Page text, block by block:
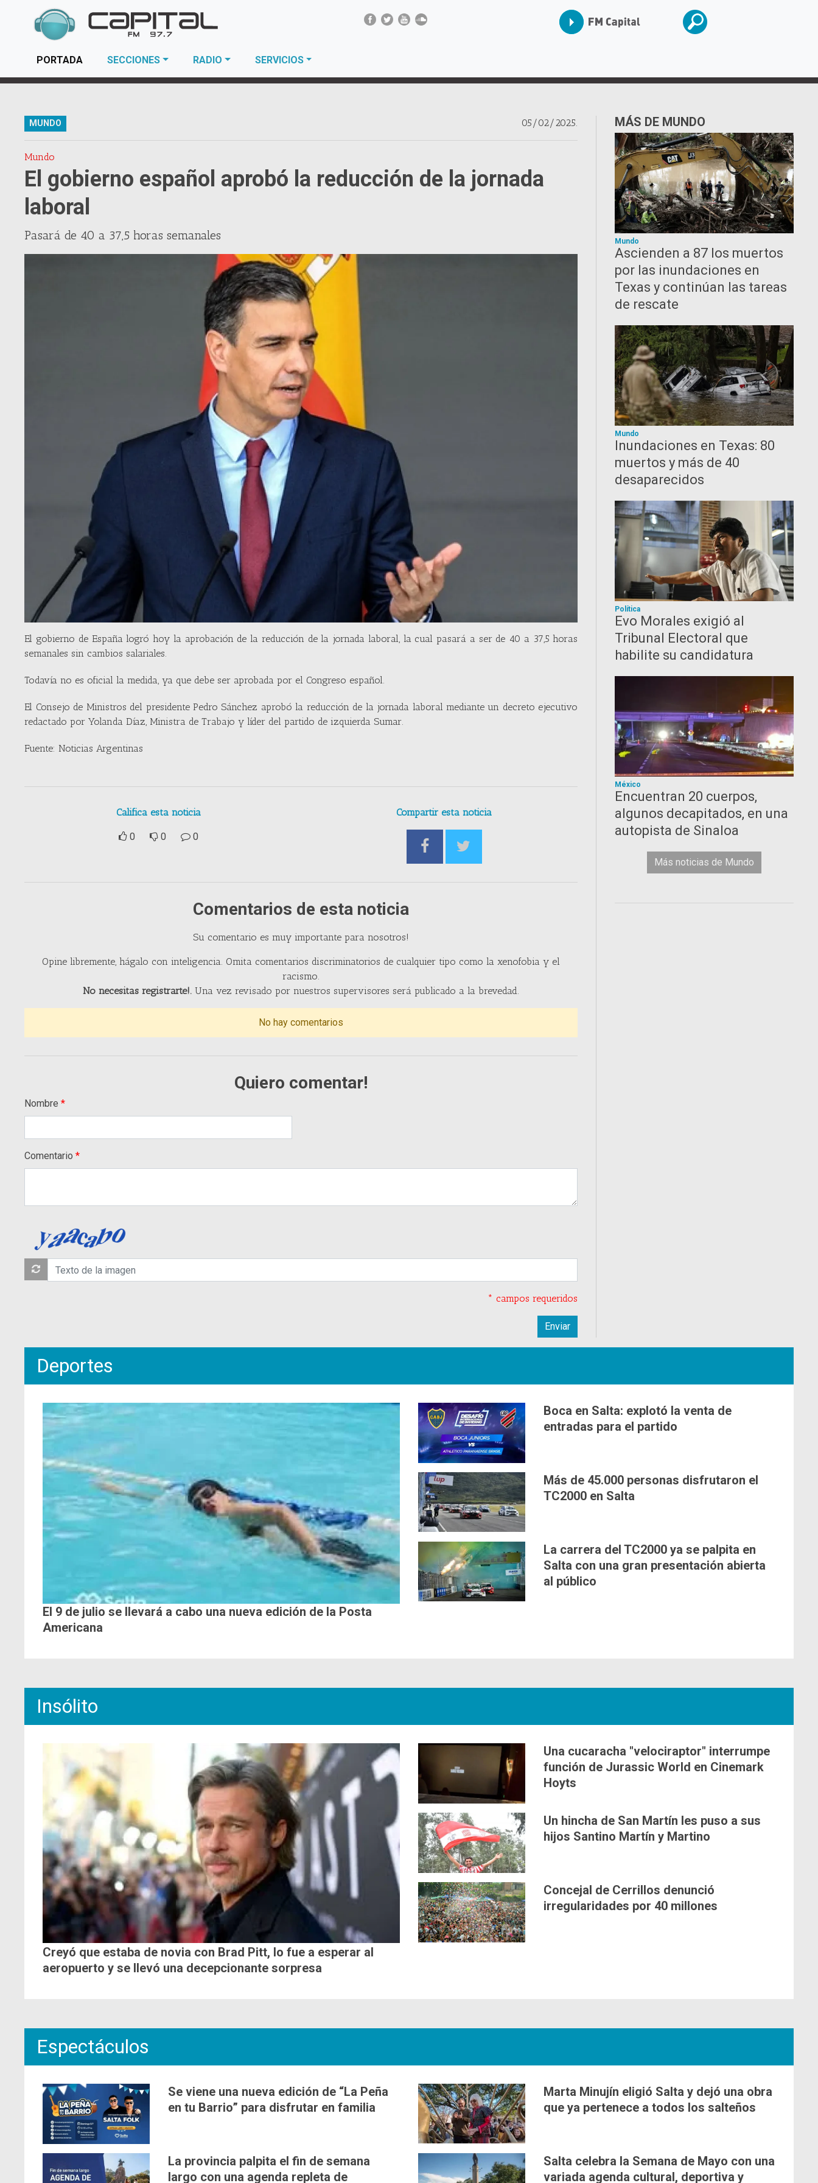
PORTADA(current)SECCIONES RADIO SERVICIOS
05/02/2025.
MUNDO
Mundo
El gobierno español aprobó la reducción de la jornada
laboral
Pasará de 40 a 37,5 horas semanales
El gobierno de España logró hoy la aprobación de la reducción de la jornada laboral, la cual pasará a ser de 40 a 37,5 horas
semanales sin cambios salariales.
Todavía no es oficial la medida, ya que debe ser aprobada por el Congreso español.
El Consejo de Ministros del presidente Pedro Sánchez aprobó la reducción de la jornada laboral mediante un decreto ejecutivo
redactado por Yolanda Díaz, Ministra de Trabajo y líder del partido de izquierda Sumar.
Fuente: Noticias Argentinas
Califica esta noticia
0 0 0
Compartir esta noticia
Comentarios de esta noticia
Su comentario es muy importante para nosotros!
Opine libremente, hágalo con inteligencia. Omita comentarios discriminatorios de cualquier tipo como la xenofobia y el
racismo.
No necesitas registrarte!. Una vez revisado por nuestros supervisores será publicado a la brevedad.
No hay comentarios
Quiero comentar!
Nombre
Comentario
* campos requeridos
MÁS DE MUNDO
Mundo
Ascienden a 87 los muertos
por las inundaciones en
Texas y continúan las tareas
de rescate
Mundo
Inundaciones en Texas: 80
muertos y más de 40
desaparecidos
Política
Evo Morales exigió al
Tribunal Electoral que
habilite su candidatura
México
Encuentran 20 cuerpos,
algunos decapitados, en una
autopista de Sinaloa
Más noticias de Mundo
Deportes
El 9 de julio se llevará a cabo una nueva edición de la Posta
Americana
Boca en Salta: explotó la venta de
entradas para el partido
Más de 45.000 personas disfrutaron el
TC2000 en Salta
La carrera del TC2000 ya se palpita en
Salta con una gran presentación abierta
al público
Insólito
Creyó que estaba de novia con Brad Pitt, lo fue a esperar al
aeropuerto y se llevó una decepcionante sorpresa
Una cucaracha "velociraptor" interrumpe
función de Jurassic World en Cinemark
Hoyts
Un hincha de San Martín les puso a sus
hijos Santino Martín y Martino
Concejal de Cerrillos denunció
irregularidades por 40 millones
Espectáculos
Se viene una nueva edición de “La Peña
en tu Barrio” para disfrutar en familia
La provincia palpita el fin de semana
largo con una agenda repleta de
Marta Minujín eligió Salta y dejó una obra
que ya pertenece a todos los salteños
Salta celebra la Semana de Mayo con una
variada agenda cultural, deportiva y